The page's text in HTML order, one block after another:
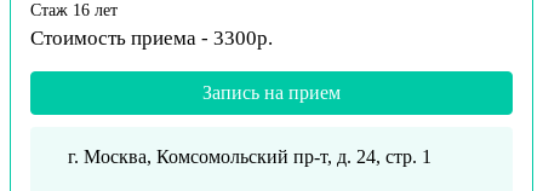
Стаж 16 лет
Стоимость приема - 3300р.
Запись на прием
г. Москва, Комсомольский пр-т, д. 24, стр. 1